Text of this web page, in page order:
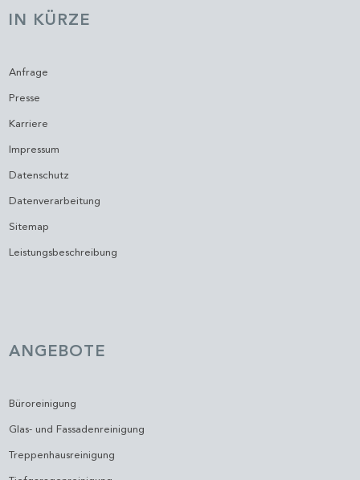
IN KÜRZE
Anfrage
Presse
Karriere
Impressum
Datenschutz
Datenverarbeitung
Sitemap
Leistungsbeschreibung
ANGEBOTE
Büroreinigung
Glas- und Fassadenreinigung
Treppenhausreinigung